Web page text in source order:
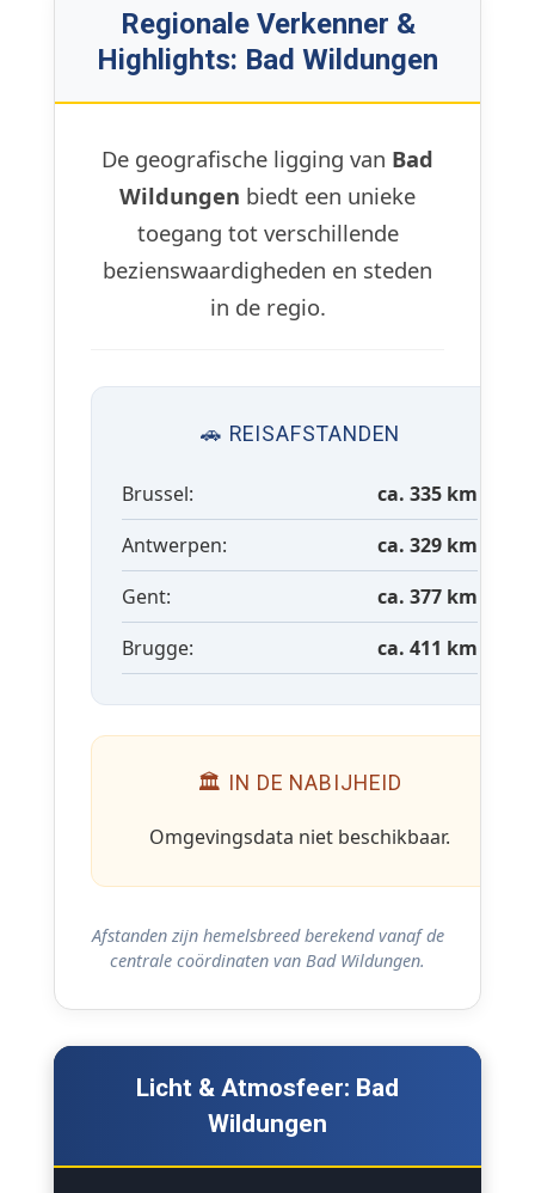
Regionale Verkenner &
Highlights: Bad Wildungen
De geografische ligging van Bad
Wildungen biedt een unieke
toegang tot verschillende
bezienswaardigheden en steden
in de regio.
🚗 REISAFSTANDEN
Brussel:
ca. 335 km
Antwerpen:
ca. 329 km
Gent:
ca. 377 km
Brugge:
ca. 411 km
🏛 IN DE NABIJHEID
Omgevingsdata niet beschikbaar.
Afstanden zijn hemelsbreed berekend vanaf de
centrale coördinaten van Bad Wildungen.
Licht & Atmosfeer: Bad
Wildungen